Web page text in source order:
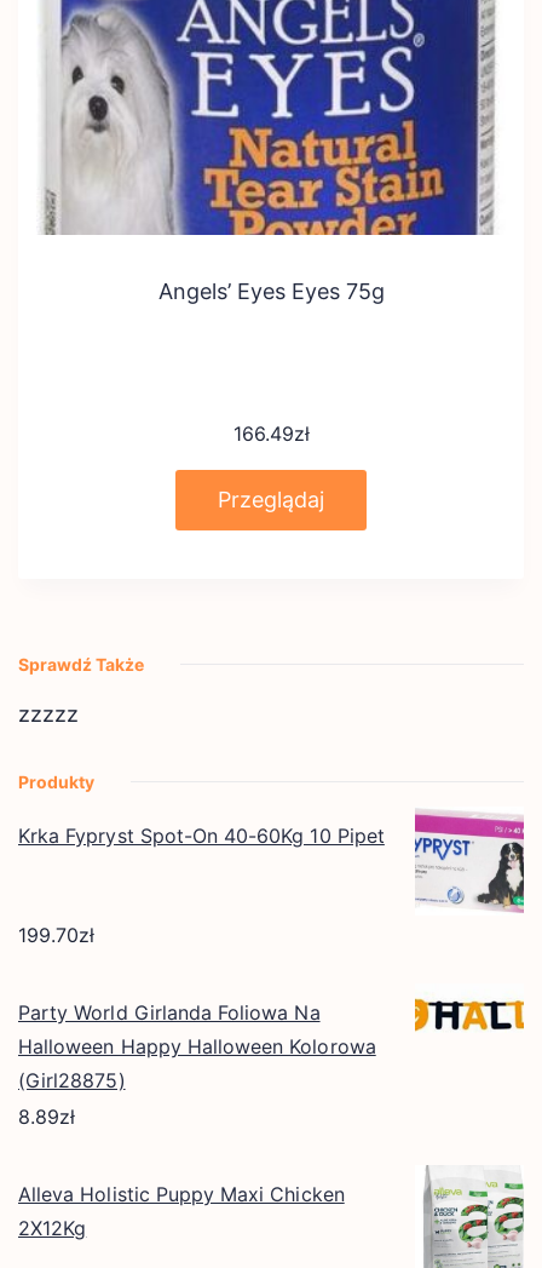
Angels’ Eyes Eyes 75g
166.49zł
Przeglądaj
Sprawdź Także
zzzzz
Produkty
Krka Fypryst Spot-On 40-60Kg 10 Pipet
199.70zł
Party World Girlanda Foliowa Na
Halloween Happy Halloween Kolorowa
(Girl28875)
8.89zł
Alleva Holistic Puppy Maxi Chicken
2X12Kg